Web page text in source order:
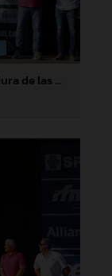
Podio Juvenil A_4ª y 5ª Prueba_Pobladura de las Regueras (León)